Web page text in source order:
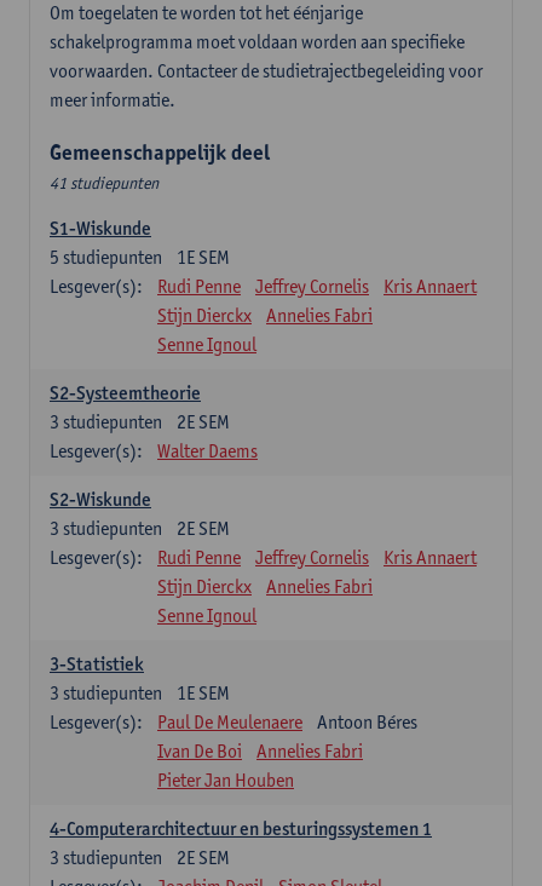
Om toegelaten te worden tot het éénjarige
schakelprogramma moet voldaan worden aan specifieke
voorwaarden. Contacteer de studietrajectbegeleiding voor
meer informatie.
Gemeenschappelijk deel
41 studiepunten
S1-Wiskunde
1E SEM
5 studiepunten
Lesgever(s):
Rudi Penne Jeffrey Cornelis
Kris Annaert
Stijn Dierckx
Annelies Fabri
Senne Ignoul
S2-Systeemtheorie
2E SEM
3 studiepunten
Lesgever(s):
Walter Daems
S2-Wiskunde
2E SEM
3 studiepunten
Lesgever(s):
Rudi Penne Jeffrey Cornelis
Kris Annaert
Stijn Dierckx
Annelies Fabri
Senne Ignoul
3-Statistiek
1E SEM
3 studiepunten
Lesgever(s):
Paul De Meulenaere
Antoon Béres
Ivan De Boi
Annelies Fabri
Pieter Jan Houben
4-Computerarchitectuur en besturingssystemen 1
2E SEM
3 studiepunten